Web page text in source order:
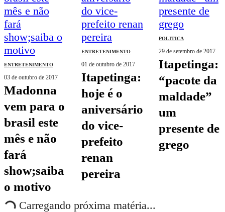
ENTRETENIMENTO
03 de outubro de 2017
madonna
vem para o
brasil este
mês e não
fará
show;saiba
o motivo
ENTRETENIMENTO
01 de outubro de 2017
itapetinga:
hoje é o
aniversário
do vice-
prefeito
renan
pereira
POLITICA
29 de setembro de 2017
itapetinga:
“pacote da
maldade”
um
presente de
grego
Carregando próxima matéria...